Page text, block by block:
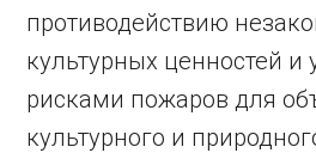
противодействию
культурных ценностей
рисками пожаров для
культурного и